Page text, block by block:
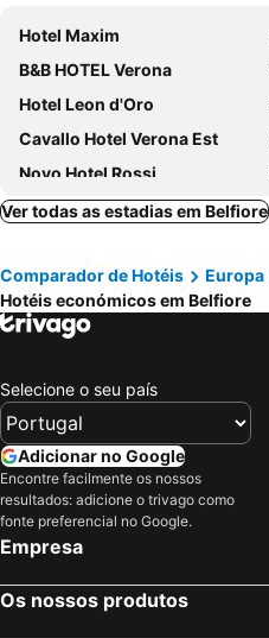
Hotel Maxim
B&B HOTEL Verona
Hotel Leon d'Oro
Cavallo Hotel Verona Est
Novo Hotel Rossi
Best Western CTC Hotel Verona
Hotel Martini
Hotel Milano & SPA
Hotel Arena
Hotel Piccolo
Hotel Siena
Hotel Giulietta e Romeo
Boutique Hotel Touring
Hotel Bologna Verona
Albergo Trento
Moxy Verona
Ver todas as estadias em Belfiore
Comparador de Hotéis Europa
Hotéis económicos em Belfiore
Selecione o seu país
Adicionar no Google
Encontre facilmente os nossos
resultados: adicione o trivago como
fonte preferencial no Google.
Empresa
Os nossos produtos